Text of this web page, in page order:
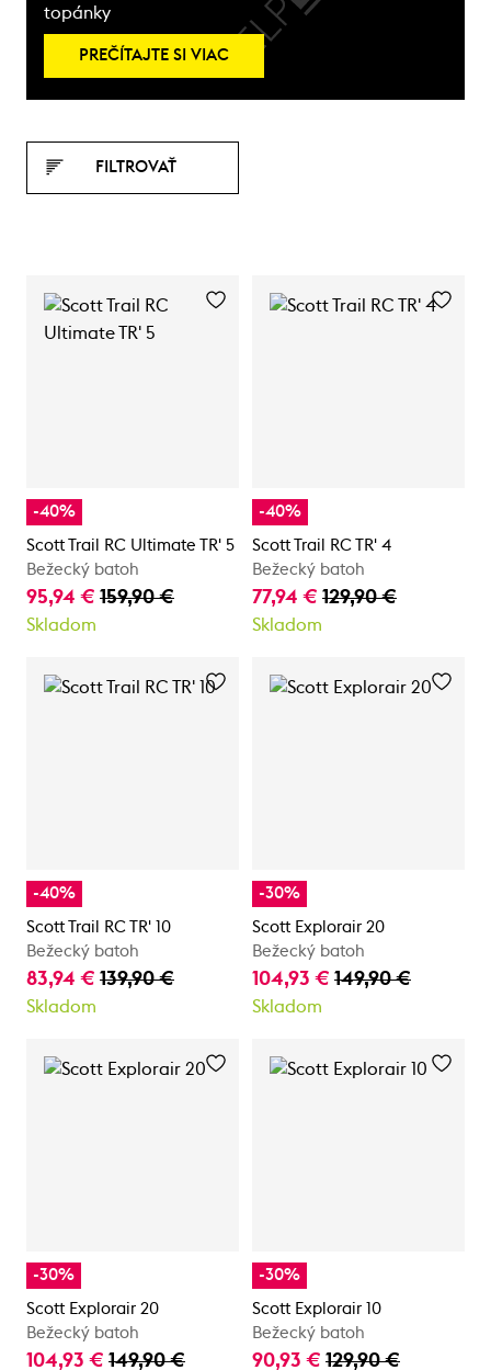
topánky
PREČÍTAJTE SI VIAC
FILTROVAŤ
-40%
Scott Trail RC Ultimate TR' 5
Bežecký batoh
95,94 € 159,90 €
Skladom
-40%
Scott Trail RC TR' 4
Bežecký batoh
77,94 € 129,90 €
Skladom
-40%
Scott Trail RC TR' 10
Bežecký batoh
83,94 € 139,90 €
Skladom
-30%
Scott Explorair 20
Bežecký batoh
104,93 € 149,90 €
Skladom
-30%
Scott Explorair 20
Bežecký batoh
104,93 € 149,90 €
-30%
Scott Explorair 10
Bežecký batoh
90,93 € 129,90 €